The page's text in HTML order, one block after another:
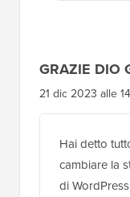
GRAZIE DIO
21 dic 2023 alle
Hai detto
cambiare la
di